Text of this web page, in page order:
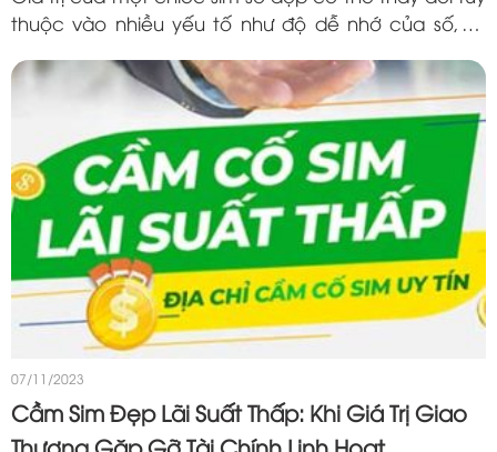
thuộc vào nhiều yếu tố như độ dễ nhớ của số, sự
trong...
07/11/2023
Cầm Sim Đẹp Lãi Suất Thấp: Khi Giá Trị Giao